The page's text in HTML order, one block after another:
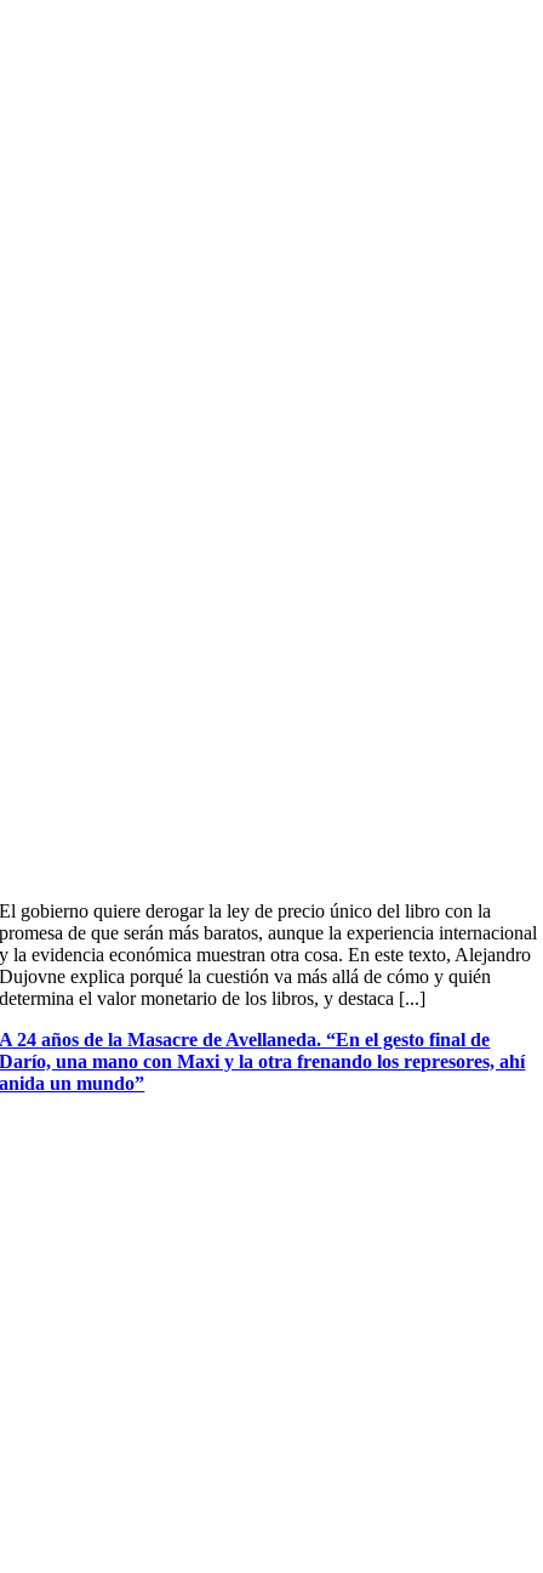
El gobierno quiere derogar la ley de precio único del libro con la
promesa de que serán más baratos, aunque la experiencia internacional
y la evidencia económica muestran otra cosa. En este texto, Alejandro
Dujovne explica porqué la cuestión va más allá de cómo y quién
determina el valor monetario de los libros, y destaca [...]
A 24 años de la Masacre de Avellaneda. “En el gesto final de
Darío, una mano con Maxi y la otra frenando los represores, ahí
anida un mundo”